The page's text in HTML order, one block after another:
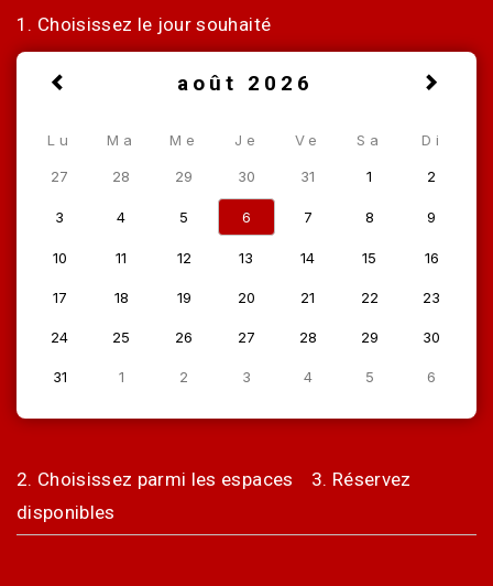
1. Choisissez le jour souhaité
août 2026
Lu Ma Me Je Ve Sa Di
27 28 29 30 31 1 2
3 4 5 6 7 8 9
10 11 12 13 14 15 16
17 18 19 20 21 22 23
24 25 26 27 28 29 30
31 1 2 3 4 5 6
2. Choisissez parmi les espaces
disponibles
3. Réservez